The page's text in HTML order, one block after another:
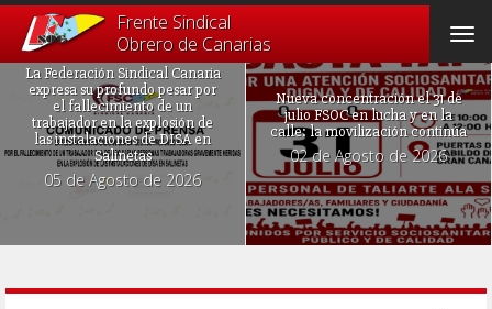
Frente Sindical
Obrero de Canarias
La Federación Sindical Canaria
expresa su profundo pesar por
el fallecimiento de un
trabajador en la explosión de
las instalaciones de DISA en
Salinetas
05 de Agosto de 2026
Nueva concentración el 31 de
julio FSOC en lucha y en la
calle: la movilización continúa
02 de Agosto de 2026